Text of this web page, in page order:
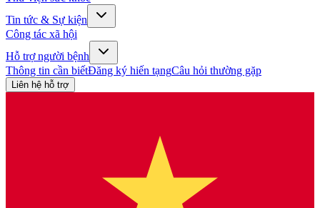
Tin tức & Sự kiện
Công tác xã hội
Hỗ trợ người bệnh
Thông tin cần biếtĐăng ký hiến tạngCâu hỏi thường gặp
Liên hệ hỗ trợ